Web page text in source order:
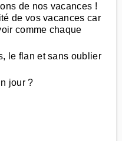
de nos vacances !
de vos vacances car
comme chaque
le flan et sans oublier
jour ?